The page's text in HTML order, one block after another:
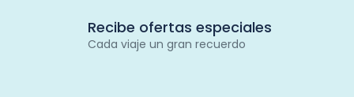
Recibe ofertas especiales
Cada viaje un gran recuerdo